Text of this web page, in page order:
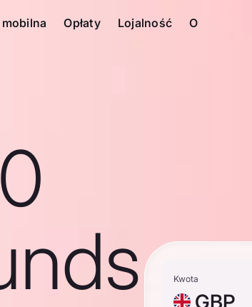
Opłaty Lojalność O
Kwota
GBP